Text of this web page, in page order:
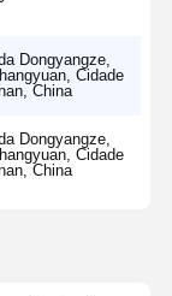
Dongyangze,
Cidade
China
Dongyangze,
Cidade
China